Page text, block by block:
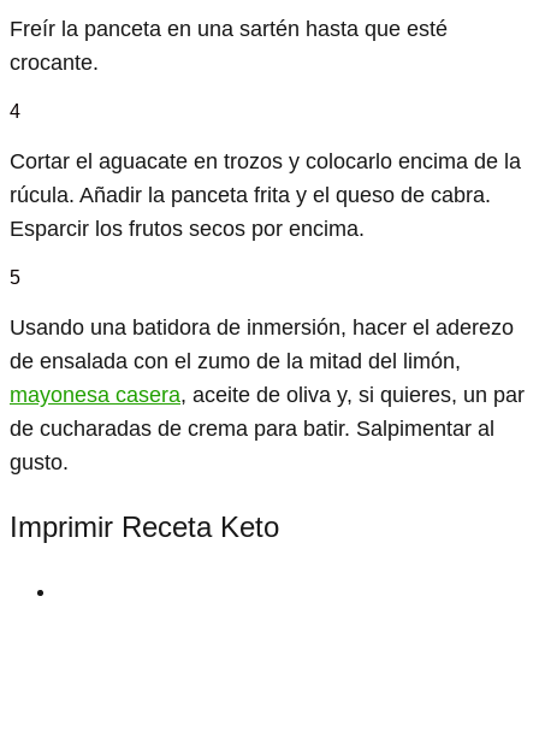
Freír la panceta en una sartén hasta que esté
crocante.
4
Cortar el aguacate en trozos y colocarlo encima de la
rúcula. Añadir la panceta frita y el queso de cabra.
Esparcir los frutos secos por encima.
5
Usando una batidora de inmersión, hacer el aderezo
de ensalada con el zumo de la mitad del limón,
mayonesa casera, aceite de oliva y, si quieres, un par
de cucharadas de crema para batir. Salpimentar al
gusto.
Imprimir Receta Keto